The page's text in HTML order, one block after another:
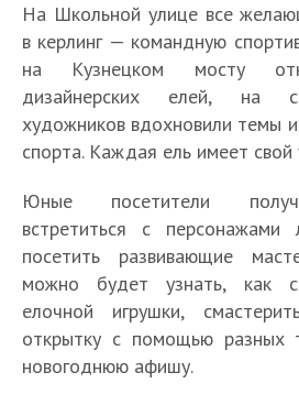
На Школьной улице все
в керлинг — командную
на Кузнецком мосту
дизайнерских елей, на
художников вдохновили темы
спорта. Каждая ель имеет свой
Юные посетители
встретиться с
посетить развивающие
можно будет узнать, как
елочной игрушки,
открытку с помощью разных
новогоднюю афишу.